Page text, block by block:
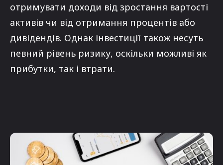
отримувати доходи від зростання вартості
активів чи від отримання процентів або
дивідендів. Однак інвестиції також несуть
певний рівень ризику, оскільки можливі як
прибутки, так і втрати.